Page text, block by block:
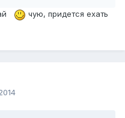
чую, придется ехать